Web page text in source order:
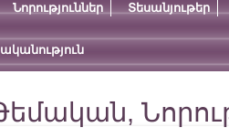
Նորություններ Տեսանյութեր
,